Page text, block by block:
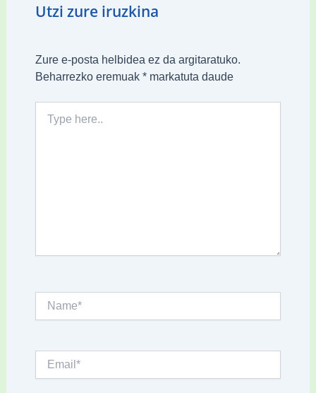
Utzi zure iruzkina
Zure e-posta helbidea ez da argitaratuko.
Beharrezko eremuak *markatuta daude
here..
Name*
Email*